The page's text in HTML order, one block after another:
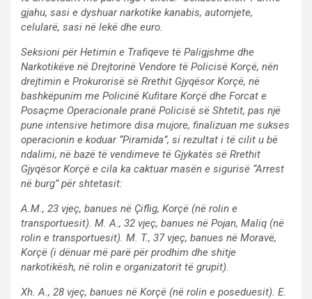
gjahu, sasi e dyshuar narkotike kanabis, automjete,
celularë, sasi në lekë dhe euro.
Seksioni për Hetimin e Trafiqeve të Paligjshme dhe
Narkotikëve në Drejtorinë Vendore të Policisë Korçë, nën
drejtimin e Prokurorisë së Rrethit Gjyqësor Korçë, në
bashkëpunim me Policinë Kufitare Korçë dhe Forcat e
Posaçme Operacionale pranë Policisë së Shtetit, pas një
pune intensive hetimore disa mujore, finalizuan me sukses
operacionin e koduar “Piramida”, si rezultat i të cilit u bë
ndalimi, në bazë të vendimeve të Gjykatës së Rrethit
Gjyqësor Korçë e cila ka caktuar masën e sigurisë “Arrest
në burg” për shtetasit:
A.M., 23 vjeç, banues në Çiflig, Korçë (në rolin e
transportuesit). M. A., 32 vjeç, banues në Pojan, Maliq (në
rolin e transportuesit). M. T., 37 vjeç, banues në Moravë,
Korçë (i dënuar më parë për prodhim dhe shitje
narkotikësh, në rolin e organizatorit të grupit).
Xh. A., 28 vjeç, banues në Korçë (në rolin e poseduesit). E.